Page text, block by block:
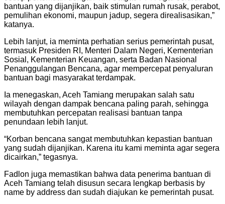
bantuan yang dijanjikan, baik stimulan rumah rusak, perabot,
pemulihan ekonomi, maupun jadup, segera direalisasikan,”
katanya.
Lebih lanjut, ia meminta perhatian serius pemerintah pusat,
termasuk Presiden RI, Menteri Dalam Negeri, Kementerian
Sosial, Kementerian Keuangan, serta Badan Nasional
Penanggulangan Bencana, agar mempercepat penyaluran
bantuan bagi masyarakat terdampak.
Ia menegaskan, Aceh Tamiang merupakan salah satu
wilayah dengan dampak bencana paling parah, sehingga
membutuhkan percepatan realisasi bantuan tanpa
penundaan lebih lanjut.
“Korban bencana sangat membutuhkan kepastian bantuan
yang sudah dijanjikan. Karena itu kami meminta agar segera
dicairkan,” tegasnya.
Fadlon juga memastikan bahwa data penerima bantuan di
Aceh Tamiang telah disusun secara lengkap berbasis by
name by address dan sudah diajukan ke pemerintah pusat.